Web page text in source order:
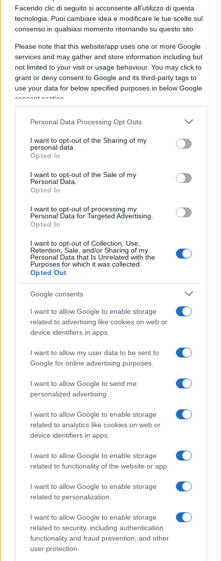
Facendo clic di seguito si acconsente all'utilizzo di questa
tecnologia. Puoi cambiare idea e modificare le tue scelte sul
consenso in qualsiasi momento ritornando su questo sito
Please note that this website/app uses one or more Google
services and may gather and store information including but
not limited to your visit or usage behaviour. You may click to
grant or deny consent to Google and its third-party tags to
use your data for below specified purposes in below Google
consent section.
Personal Data Processing Opt Outs
I want to opt-out of the Sharing of my
personal data.
Opted In
I want to opt-out of the Sale of my
Personal Data.
Opted In
I want to opt-out of processing my
Personal Data for Targeted Advertising.
Opted In
I want to opt-out of Collection, Use,
Retention, Sale, and/or Sharing of my
Personal Data that Is Unrelated with the
Purposes for which it was collected.
Opted Out
Google consents
I want to allow Google to enable storage
related to advertising like cookies on web or
device identifiers in apps.
I want to allow my user data to be sent to
Google for online advertising purposes.
I want to allow Google to send me
personalized advertising.
I want to allow Google to enable storage
related to analytics like cookies on web or
device identifiers in apps.
I want to allow Google to enable storage
related to functionality of the website or app.
I want to allow Google to enable storage
related to personalization.
I want to allow Google to enable storage
related to security, including authentication
functionality and fraud prevention, and other
user protection.
misura di civiltà.
Come si può pensare di generare un bambino
scopo di venderlo? Come si può ignorare che
spesso le donne coinvolte si trovano in
circostanze di povertà e indigenza? Che vengono
selezionate sulla base di criteri come la razza e
che soprattutto saranno private del bimbo che
di denaro? Dimenticano anche, o vogliono
dimenticare, che al nascituro verrà sottratta la
madre naturale.
è mai fatta problemi nel sostenere tale pratica
ignorando ildiritto
papà e una mamma, subordinandolo al
di due persone (gay o etero) di avere un figlio a
tutti i costi chenon può mai essere un diritto
Lecito chiedersi come possano sostenere tutto ciò
proprio coloro che si oppongono alla
legalizzazione della prostituzione, che invece
andrebbe legalizzatase basata sul consenso tra
adulti.
Sembra strano che coloro che si ergono a paladini
dei diritti delle donne, delle minoranze e degli
ultimi possano approvare una pratica così
orribile. La risposta a tutto ciò è che i diritti non
sono questione di forma ma di sostanza, che il
rispetto per la donna e per l’uomo deriva non
valore unico e inestimabile della persona
Quando il Parlamento approverà questa proposta
non avranno vinto tanto la Meloni,